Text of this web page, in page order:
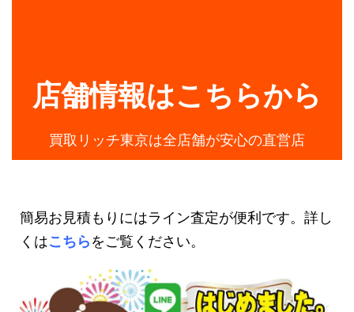
店舗情報はこちらから
買取リッチ東京は全店舗が安心の直営店
簡易お見積もりにはライン査定が便利です。詳し
くはこちらをご覧ください。